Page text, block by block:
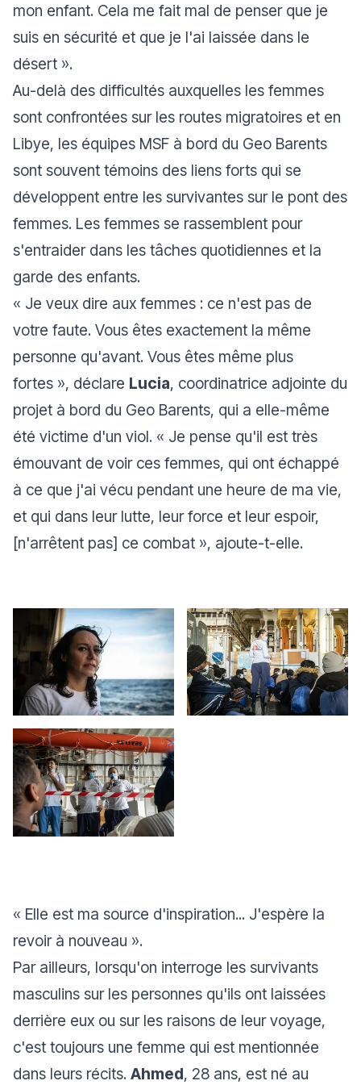
mon enfant. Cela me fait mal de penser que je
suis en sécurité et que je l'ai laissée dans le
désert ».
Au-delà des difficultés auxquelles les femmes
sont confrontées sur les routes migratoires et en
Libye, les équipes MSF à bord du Geo Barents
sont souvent témoins des liens forts qui se
développent entre les survivantes sur le pont des
femmes. Les femmes se rassemblent pour
s'entraider dans les tâches quotidiennes et la
garde des enfants.
« Je veux dire aux femmes : ce n'est pas de
votre faute. Vous êtes exactement la même
personne qu'avant. Vous êtes même plus
fortes », déclare Lucia, coordinatrice adjointe du
projet à bord du Geo Barents, qui a elle-même
été victime d'un viol. « Je pense qu'il est très
émouvant de voir ces femmes, qui ont échappé
à ce que j'ai vécu pendant une heure de ma vie,
et qui dans leur lutte, leur force et leur espoir,
[n'arrêtent pas] ce combat », ajoute-t-elle.
« Elle est ma source d'inspiration... J'espère la
revoir à nouveau ».
Par ailleurs, lorsqu'on interroge les survivants
masculins sur les personnes qu'ils ont laissées
derrière eux ou sur les raisons de leur voyage,
c'est toujours une femme qui est mentionnée
dans leurs récits. Ahmed, 28 ans, est né au